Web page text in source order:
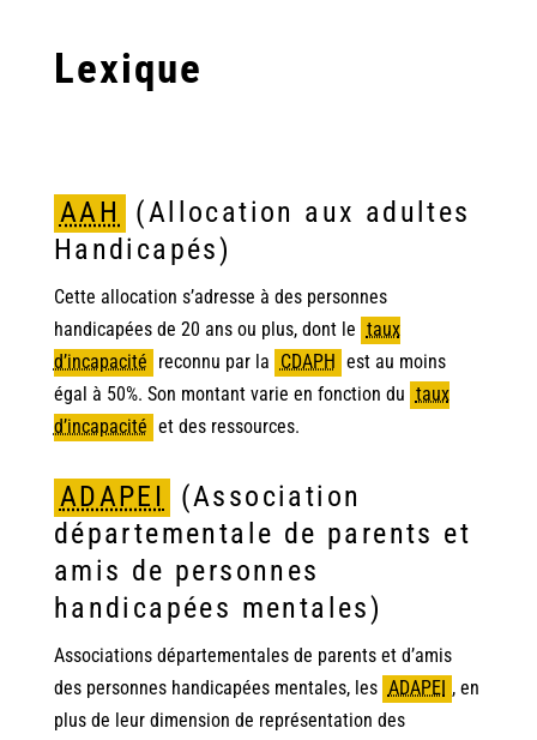
Lexique
AAH
(Allocation aux adultes
Handicapés)
Cette allocation s’adresse à des personnes
handicapées de 20 ans ou plus, dont le taux
d’incapacité reconnu par la CDAPH est au moins
égal à 50%. Son montant varie en fonction du taux
d’incapacité et des ressources.
ADAPEI
(Association
départementale de parents et
amis de personnes
handicapées mentales)
Associations départementales de parents et d’amis
des personnes handicapées mentales, les ADAPEI ,en
plus de leur dimension de représentation des